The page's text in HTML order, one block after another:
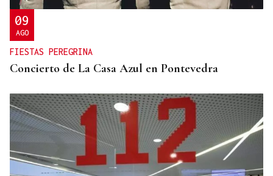
09
AGO
FIESTAS PEREGRINA
Concierto de La Casa Azul en Pontevedra